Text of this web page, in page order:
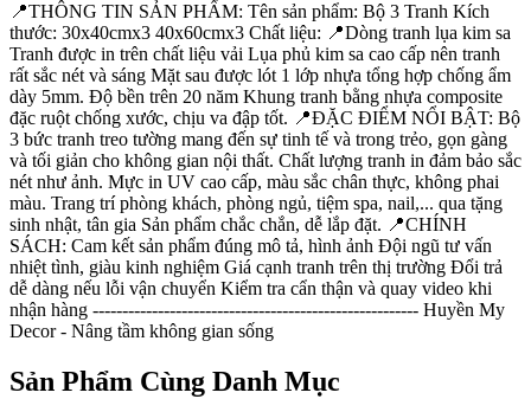
📍THÔNG TIN SẢN PHẨM: Tên sản phẩm: Bộ 3 Tranh Kích
thước: 30x40cmx3 40x60cmx3 Chất liệu: 📍Dòng tranh lụa kim sa
Tranh được in trên chất liệu vải Lụa phủ kim sa cao cấp nên tranh
rất sắc nét và sáng Mặt sau được lót 1 lớp nhựa tổng hợp chống ẩm
dày 5mm. Độ bền trên 20 năm Khung tranh bằng nhựa composite
đặc ruột chống xước, chịu va đập tốt. 📍ĐẶC ĐIỂM NỔI BẬT: Bộ
3 bức tranh treo tường mang đến sự tinh tế và trong trẻo, gọn gàng
và tối giản cho không gian nội thất. Chất lượng tranh in đảm bảo sắc
nét như ảnh. Mực in UV cao cấp, màu sắc chân thực, không phai
màu. Trang trí phòng khách, phòng ngủ, tiệm spa, nail,... qua tặng
sinh nhật, tân gia Sản phẩm chắc chắn, dễ lắp đặt. 📍CHÍNH
SÁCH: Cam kết sản phẩm đúng mô tả, hình ảnh Đội ngũ tư vấn
nhiệt tình, giàu kinh nghiệm Giá cạnh tranh trên thị trường Đổi trả
dễ dàng nếu lỗi vận chuyển Kiểm tra cẩn thận và quay video khi
nhận hàng ------------------------------------------------------- Huyền My
Decor - Nâng tầm không gian sống
Sản Phẩm Cùng Danh Mục